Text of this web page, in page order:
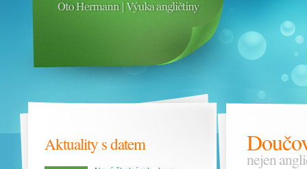
nejen
Aktuality s datem